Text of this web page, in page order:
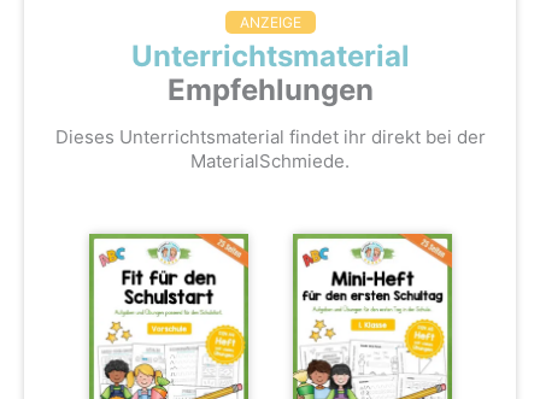
ANZEIGE
Unterrichtsmaterial
Empfehlungen
Dieses Unterrichtsmaterial findet ihr direkt bei der
MaterialSchmiede.